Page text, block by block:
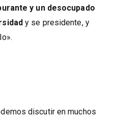
y un desocupado
y se presidente, y
discutir en muchos